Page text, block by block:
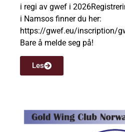
i regi av gwef i
i Namsos finner du her:
https://gwef.eu/inscription/
Bare å melde seg på!
Les